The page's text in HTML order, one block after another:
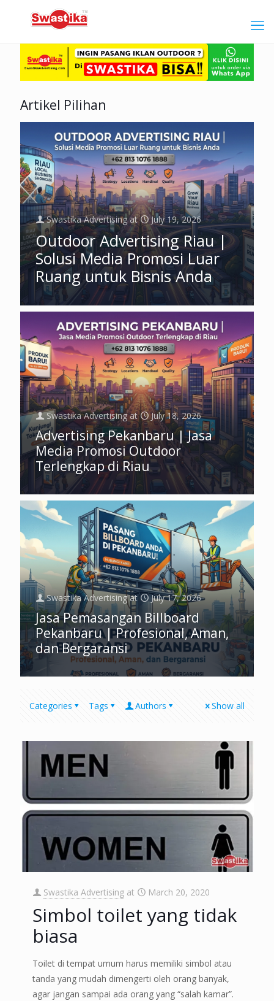
Artikel Pilihan
Swastika Advertising at July 19, 2026
Outdoor Advertising Riau |
Solusi Media Promosi Luar
Ruang untuk Bisnis Anda
Swastika Advertising at July 18, 2026
Advertising Pekanbaru | Jasa
Media Promosi Outdoor
Terlengkap di Riau
Swastika Advertising at July 17, 2026
Jasa Pemasangan Billboard
Pekanbaru | Profesional, Aman,
dan Bergaransi
Categories Tags Authors Show all
Swastika Advertising at March 20, 2020
Simbol toilet yang tidak
biasa
Toilet di tempat umum harus memiliki simbol atau
tanda yang mudah dimengerti oleh orang banyak,
agar jangan sampai ada orang yang “salah kamar”.